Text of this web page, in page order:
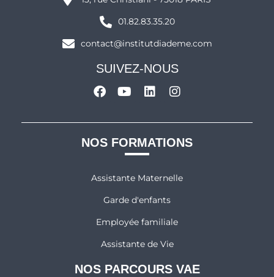
01.82.83.35.20
contact@institutdiademe.com
SUIVEZ-NOUS
NOS FORMATIONS
Assistante Maternelle
Garde d'enfants
Employée familiale
Assistante de Vie
NOS PARCOURS VAE